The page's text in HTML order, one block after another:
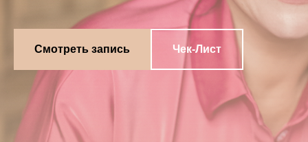
Смотреть запись Чек-Лист